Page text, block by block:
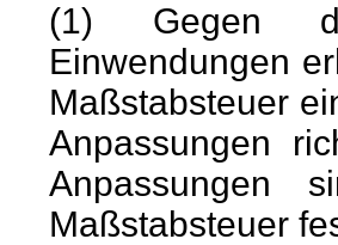
(1) Gegen
Einwendungen
Maßstabsteuer
Anpassungen
Anpassungen
Maßstabsteuer